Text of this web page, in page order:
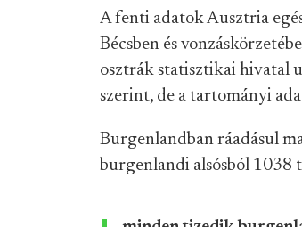
A fenti adatok Ausztria
Bécsben és
osztrák statisztikai hivatal
szerint, de a tartományi
Burgenlandban ráadásul
burgenlandi alsósból 1038